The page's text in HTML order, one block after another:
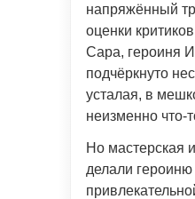
напряжённый
оценки
Сара, героиня
подчёркнуто
усталая, в
неизменно что-
Но мастерская
делали